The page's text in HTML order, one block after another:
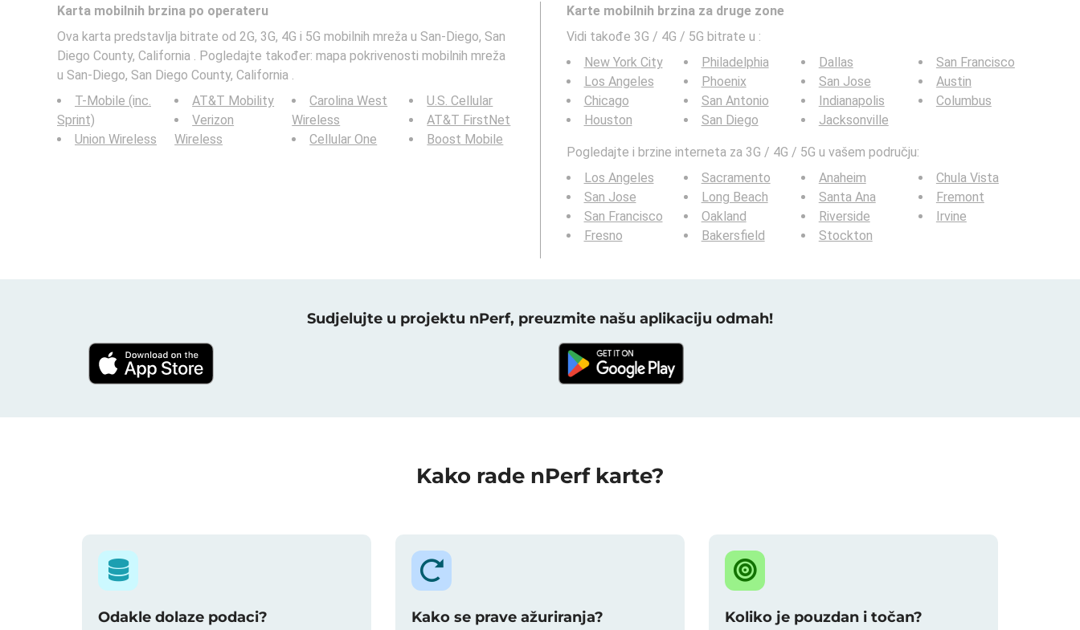
Karta mobilnih brzina po operateru
Ova karta predstavlja bitrate od 2G, 3G, 4G i 5G mobilnih mreža u San-Diego, San
Diego County, California . Pogledajte također: mapa pokrivenosti mobilnih mreža
u San-Diego, San Diego County, California .
T-Mobile (inc.
Sprint)
Union Wireless
AT&T Mobility
Verizon
Wireless
Carolina West
Wireless
Cellular One
U.S. Cellular
AT&T FirstNet
Boost Mobile
Karte mobilnih brzina za druge zone
Vidi takođe 3G / 4G / 5G bitrate u :
New York City
Los Angeles
Chicago
Houston
Philadelphia
Phoenix
San Antonio
San Diego
Dallas
San Jose
Indianapolis
Jacksonville
San Francisco
Austin
Columbus
Pogledajte i brzine interneta za 3G / 4G / 5G u vašem području:
Los Angeles
San Jose
San Francisco
Fresno
Sacramento
Long Beach
Oakland
Bakersfield
Anaheim
Santa Ana
Riverside
Stockton
Chula Vista
Fremont
Irvine
Sudjelujte u projektu nPerf, preuzmite našu aplikaciju odmah!
Kako rade nPerf karte?
Odakle dolaze podaci? Kako se prave ažuriranja? Koliko je pouzdan i točan?